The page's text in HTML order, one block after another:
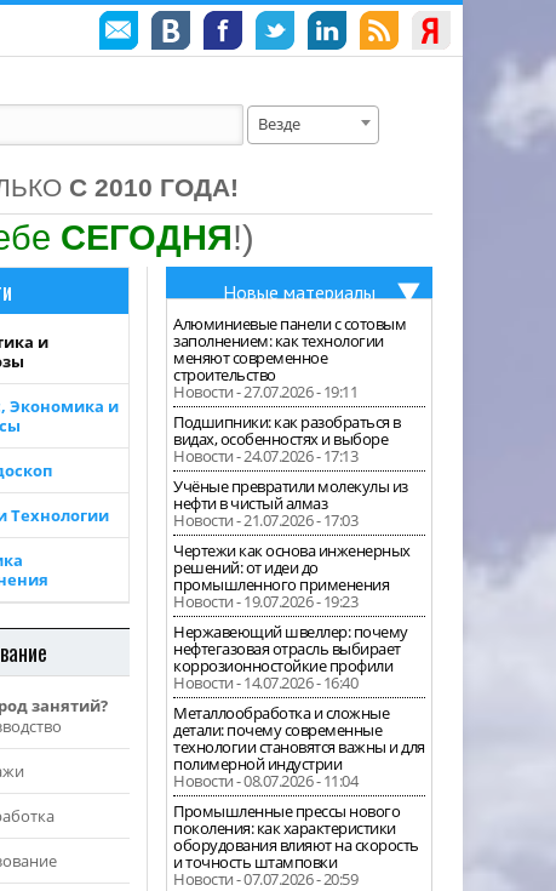
Везде
С 2010 ГОДА!
СЕГОДНЯ!)
и
Экономика и
Технологии
занятий?
Новые материалы
Алюминиевые панели с сотовым
заполнением: как технологии
меняют современное
строительство
Новости - 27.07.2026 - 19:11
Подшипники: как разобраться в
видах, особенностях и выборе
Новости - 24.07.2026 - 17:13
Учёные превратили молекулы из
нефти в чистый алмаз
Новости - 21.07.2026 - 17:03
Чертежи как основа инженерных
решений: от идеи до
промышленного применения
Новости - 19.07.2026 - 19:23
Нержавеющий швеллер: почему
нефтегазовая отрасль выбирает
коррозионностойкие профили
Новости - 14.07.2026 - 16:40
Металлообработка и сложные
детали: почему современные
технологии становятся важны и для
полимерной индустрии
Новости - 08.07.2026 - 11:04
Промышленные прессы нового
поколения: как характеристики
оборудования влияют на скорость
и точность штамповки
Новости - 07.07.2026 - 20:59